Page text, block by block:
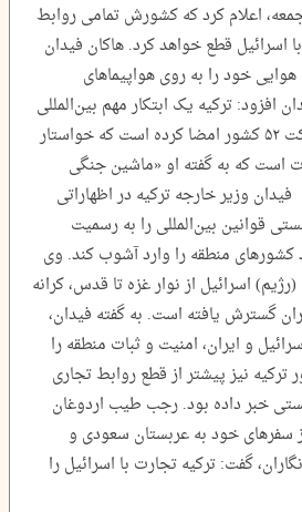
اعلام کرد که کشورش تمامی روابط
اسرائیل قطع خواهد کرد. هاکان فیدان
خود را به روی هواپیما‌های
افزود: ترکیه یک ابتکار مهم بین‌المللی
را در سازمان ملل با مشارکت ۵۲ کشور امضا کرده است که خواستار
است که به گفته او «ماشین جنگی
وزیر خارجه ترکیه در اظهاراتی
قوانین بین‌المللی را به رسمیت
منطقه را وارد آشوب کند. وی
اسرائیل از نوار غزه تا قدس، کرانه
گسترش یافته است. به گفته فیدان،
و ایران، امنیت و ثبات منطقه را
نیز پیشتر از قطع روابط تجاری
خبر داده بود. رجب طیب اردوغان
از سفرهای خود به عربستان سعودی و
گفت: ترکیه تجارت با اسرائیل را